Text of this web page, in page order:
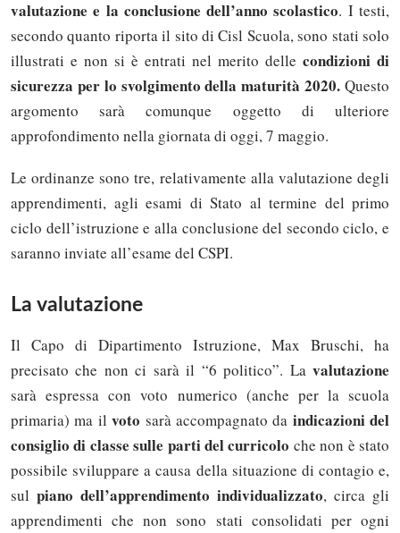
valutazione e la conclusione dell’anno scolastico. I testi,
secondo quanto riporta il sito di Cisl Scuola, sono stati solo
illustrati e non si è entrati nel merito delle condizioni di
sicurezza per lo svolgimento della maturità 2020. Questo
argomento sarà comunque oggetto di ulteriore
approfondimento nella giornata di oggi, 7 maggio.
Le ordinanze sono tre, relativamente alla valutazione degli
apprendimenti, agli esami di Stato al termine del primo
ciclo dell’istruzione e alla conclusione del secondo ciclo, e
saranno inviate all’esame del CSPI.
La valutazione
Il Capo di Dipartimento Istruzione, Max Bruschi, ha
precisato che non ci sarà il “6 politico”. La valutazione
sarà espressa con voto numerico (anche per la scuola
primaria) ma ilvoto sarà accompagnato da indicazioni del
consiglio di classe sulle parti del curricolo che non è stato
possibile sviluppare a causa della situazione di contagio e,
sul piano dell’apprendimento individualizzato, circa gli
apprendimenti che non sono stati consolidati per ogni